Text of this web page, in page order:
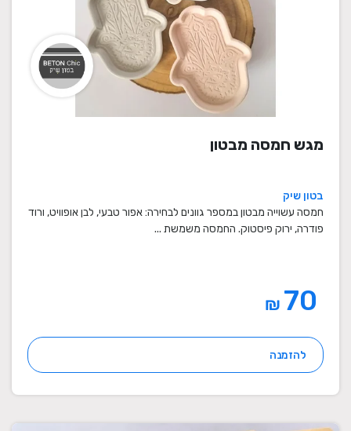
מגש חמסה מבטון
בטון שיק
חמסה עשוייה מבטון במספר גוונים לבחירה: אפור טבעי, לבן אופוויט, ורוד
פודרה, ירוק פיסטוק. החמסה משמשת ...
₪
להזמנה